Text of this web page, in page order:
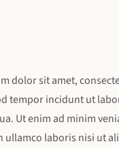
dolor sit amet,
tempor incidunt ut
Ut enim ad minim
ullamco laboris nisi ut